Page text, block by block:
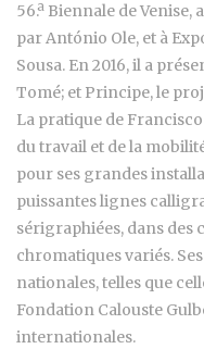
56.ª Biennale de
par António Ole, et à
Sousa. En 2016, il a
Tomé; et Principe, le
La pratique de
du travail et de la
pour ses grandes
puissantes lignes
sérigraphiées, dans des
chromatiques variés.
nationales, telles que
Fondation Calouste
internationales.